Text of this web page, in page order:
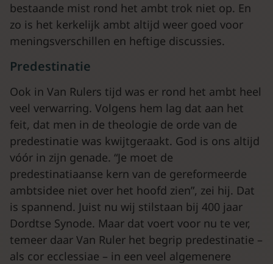
bestaande mist rond het ambt trok niet op. En
zo is het kerkelijk ambt altijd weer goed voor
meningsverschillen en heftige discussies.
Predestinatie
Ook in Van Rulers tijd was er rond het ambt heel
veel verwarring. Volgens hem lag dat aan het
feit, dat men in de theologie de orde van de
predestinatie was kwijtgeraakt. God is ons altijd
vóór in zijn genade. “Je moet de
predestinatiaanse kern van de gereformeerde
ambtsidee niet over het hoofd zien”, zei hij. Dat
is spannend. Juist nu wij stilstaan bij 400 jaar
Dordtse Synode. Maar dat voert voor nu te ver,
temeer daar Van Ruler het begrip predestinatie –
als cor ecclessiae – in een veel algemenere